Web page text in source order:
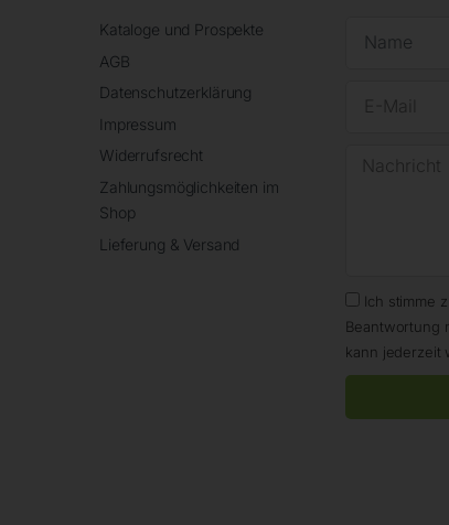
Kataloge und Prospekte
AGB
Datenschutzerklärung
Impressum
Widerrufsrecht
Zahlungsmöglichkeiten im
Shop
Lieferung & Versand
Ich stimme
Beantwortung
kann jederzeit